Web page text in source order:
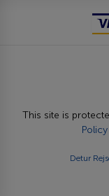
This site is
Policy
Detur